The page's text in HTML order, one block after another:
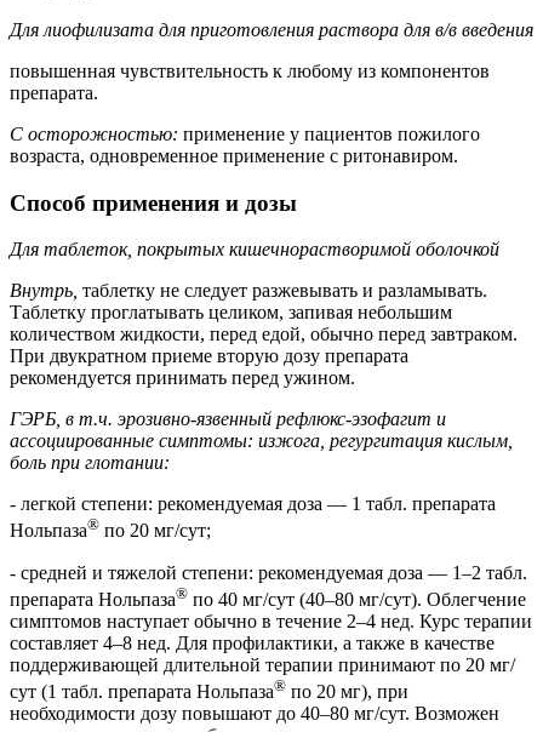
Для лиофилизата для приготовления раствора для в/в введения
повышенная чувствительность к любому из компонентов
препарата.
С осторожностью: применение у пациентов пожилого
возраста, одновременное применение с ритонавиром.
Способ применения и дозы
Для таблеток, покрытых кишечнорастворимой оболочкой
Внутрь, таблетку не следует разжевывать и разламывать.
Таблетку проглатывать целиком, запивая небольшим
количеством жидкости, перед едой, обычно перед завтраком.
При двукратном приеме вторую дозу препарата
рекомендуется принимать перед ужином.
ГЭРБ, в т.ч. эрозивно-язвенный рефлюкс-эзофагит и
ассоциированные симптомы: изжога, регургитация кислым,
боль при глотании:
- легкой степени: рекомендуемая доза — 1 табл. препарата
Нольпаза® по 20 мг/сут;
- средней и тяжелой степени: рекомендуемая доза — 1–2 табл.
препарата Нольпаза® по 40 мг/сут (40–80 мг/сут). Облегчение
симптомов наступает обычно в течение 2–4 нед. Курс терапии
составляет 4–8 нед. Для профилактики, а также в качестве
поддерживающей длительной терапии принимают по 20 мг/
сут (1 табл. препарата Нольпаза® по 20 мг), при
необходимости дозу повышают до 40–80 мг/сут. Возможен